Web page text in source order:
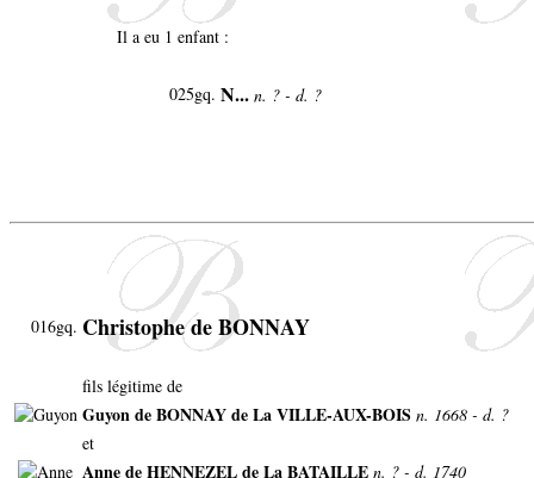
Il a eu 1 enfant :
025gq. N... n. ? - d. ?
016gq. Christophe de BONNAY
fils légitime de
Guyon de BONNAY de La VILLE-AUX-BOIS n. 1668 - d. ?
et
Anne de HENNEZEL de La BATAILLE n. ? - d. 1740